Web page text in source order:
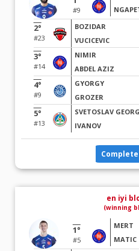
#9
2°
#23
BOZIDAR
VUCICEVIC
3°
#14
NIMIR
ABDEL AZIZ
4°
#9
GYORGY
GROZER
5°
#13
SVETOSLAV
IVANOV
en iyi
(winning
1°
#5
MERT
MATIC